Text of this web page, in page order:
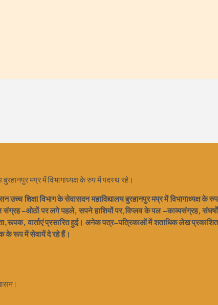
मप्र में विभागाध्यक्ष के रुप में पदस्थ रहे।
शिक्षा विभाग के सेवासदन महाविद्यालय बुरहानपुर मप्र में विभागाध्यक्ष के रुप
-ओठों पर लगे पहले, सपने हाशियों पर,विप्लव के पल -काव्यसंग्रह, संघर्षों
वार्ताएं प्रसारित हुई। अनेक पत्र-पत्रिकाओं में शताधिक लेख प्रकाशित
के रूप में सेवायें दे रहे हैं।